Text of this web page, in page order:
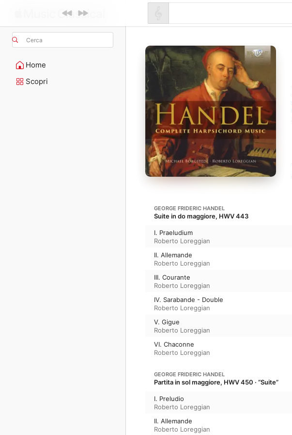
Cerca
Home
Scopri
GEORGE FRIDERIC HANDEL
Suite in do maggiore, HWV 443
I. Praeludium
Roberto Loreggian
II. Allemande
Roberto Loreggian
III. Courante
Roberto Loreggian
IV. Sarabande - Double
Roberto Loreggian
V. Gigue
Roberto Loreggian
VI. Chaconne
Roberto Loreggian
GEORGE FRIDERIC HANDEL
Partita in sol maggiore, HWV 450 · “Suite”
I. Preludio
Roberto Loreggian
II. Allemande
Roberto Loreggian